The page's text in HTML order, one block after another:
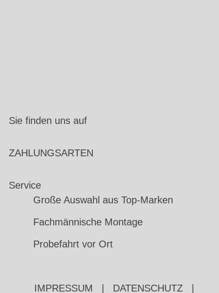
Sie finden uns auf
ZAHLUNGSARTEN
Service
Große Auswahl aus Top-Marken
Fachmännische Montage
Probefahrt vor Ort
IMPRESSUM DATENSCHUTZ